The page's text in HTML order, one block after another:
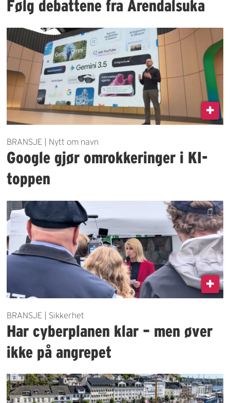
Følg debattene fra Arendalsuka
BRANSJE | Nytt om navn
Google gjør omrokkeringer i KI-
toppen
BRANSJE | Sikkerhet
Har cyberplanen klar – men øver
ikke på angrepet